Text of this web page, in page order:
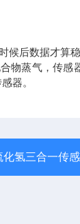
候后数据才算
物蒸气，传感
器。
化氢三合一传